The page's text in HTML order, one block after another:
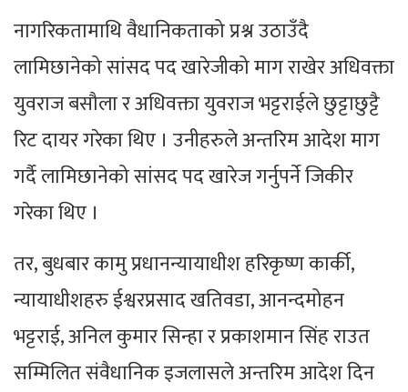
नागरिकतामाथि वैधानिकताको प्रश्न उठाउँदै
लामिछानेको सांसद पद खारेजीको माग राखेर अधिवक्ता
युवराज बसौला र अधिवक्ता युवराज भट्टराईले छुट्टाछुट्टै
रिट दायर गरेका थिए । उनीहरुले अन्तरिम आदेश माग
गर्दै लामिछानेको सांसद पद खारेज गर्नुपर्ने जिकीर
गरेका थिए ।
तर, बुधबार कामु प्रधानन्यायाधीश हरिकृष्ण कार्की,
न्यायाधीशहरु ईश्वरप्रसाद खतिवडा, आनन्दमोहन
भट्टराई, अनिल कुमार सिन्हा र प्रकाशमान सिंह राउत
सम्मिलित संवैधानिक इजलासले अन्तरिम आदेश दिन